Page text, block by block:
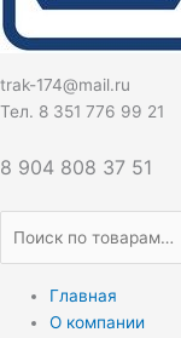
trak-174@mail.ru
Тел. 8 351 776 99 21
8 904 808 37 51
Главная
О компании